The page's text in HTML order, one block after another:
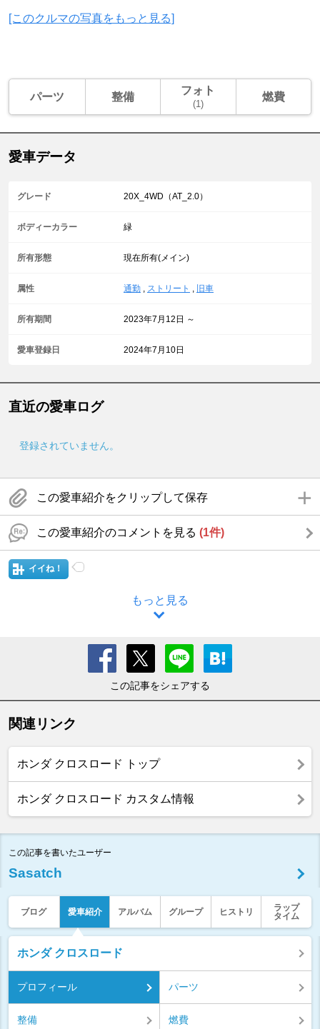
[このクルマの写真をもっと見る]
パーツ 整備 フォト
(1)
燃費
愛車データ
グレード 20X_4WD（AT_2.0）
ボディーカラー 緑
所有形態 現在所有(メイン)
属性 通勤 , ストリート , 旧車
所有期間 2023年7月12日 ～
愛車登録日 2024年7月10日
直近の愛車ログ
登録されていません。
この愛車紹介をクリップして保存
この愛車紹介のコメントを見る (1件)
イイね！
もっと見る
この記事をシェアする
関連リンク
ホンダ クロスロード トップ
ホンダ クロスロード カスタム情報
この記事を書いたユーザー
Sasatch
ブログ 愛車紹介 アルバム グループ ヒストリ
ラップ
タイム
ホンダ クロスロード
プロフィール パーツ
整備 燃費